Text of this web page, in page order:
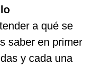
a qué se
saber en primer
y cada una